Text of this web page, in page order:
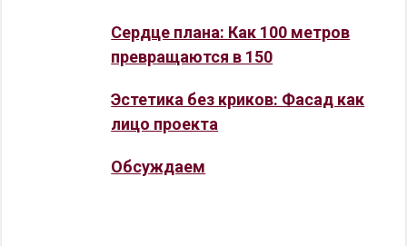
Сердце плана: Как 100 метров
превращаются в 150
Эстетика без криков: Фасад как
лицо проекта
Обсуждаем